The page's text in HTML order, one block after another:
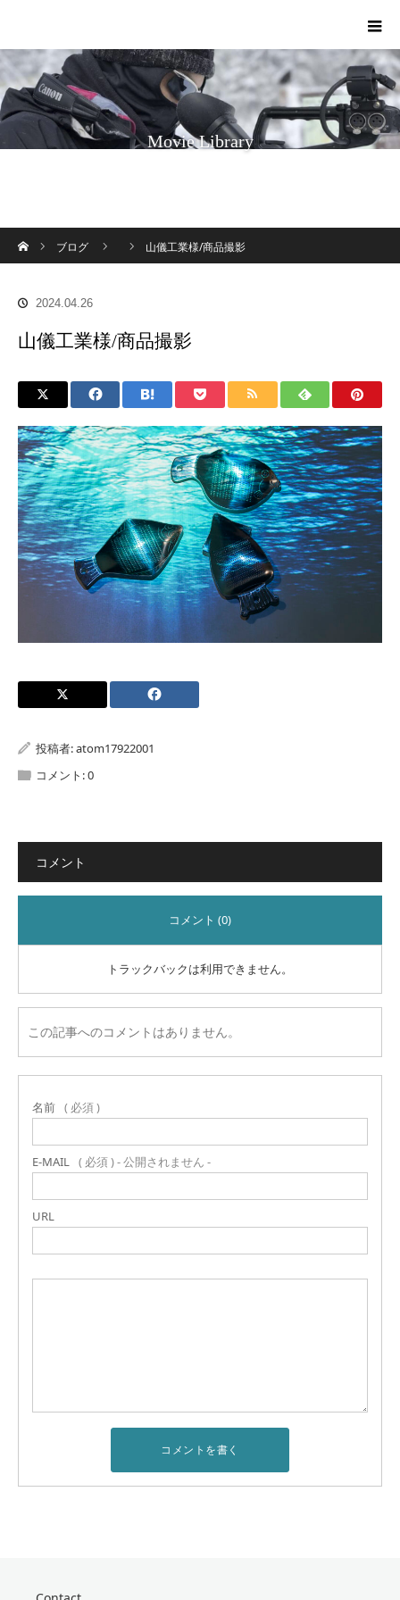
Movie Library
ブログ
山儀工業様/商品撮影
2024.04.26
山儀工業様/商品撮影
投稿者:atom17922001
コメント:0
コメント
コメント (0)
トラックバックは利用できません。
この記事へのコメントはありません。
名前 ( 必須 )
E-MAIL ( 必須 ) - 公開されません -
URL